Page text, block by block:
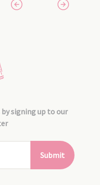
signing up to our
Submit